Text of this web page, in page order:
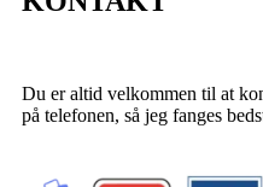
Du er altid velkommen til at
på telefonen, så jeg fanges